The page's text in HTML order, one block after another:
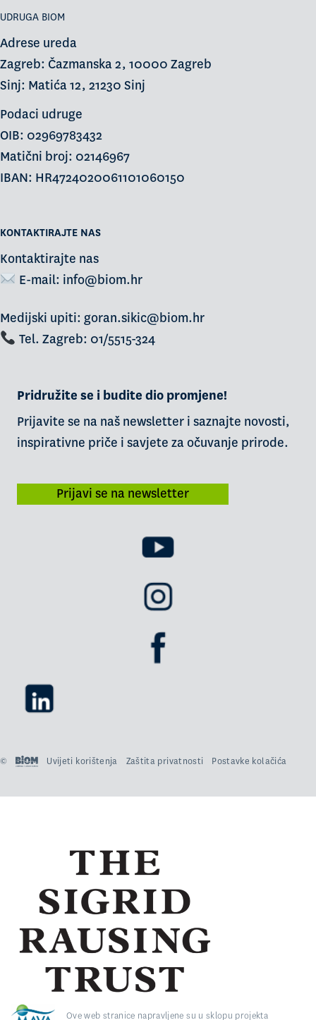
UDRUGA BIOM
Adrese ureda
Zagreb: Čazmanska 2, 10000 Zagreb
Sinj: Matića 12, 21230 Sinj
Podaci udruge
OIB: 02969783432
Matični broj: 02146967
IBAN: HR4724020061101060150
KONTAKTIRAJTE NAS
Kontaktirajte nas
E-mail: info@biom.hr
Medijski upiti: goran.sikic@biom.hr
Tel. Zagreb: 01/5515-324
Pridružite se i budite dio promjene!
Prijavite se na naš newsletter i saznajte novosti,
inspirativne priče i savjete za očuvanje prirode.
Prijavi se na newsletter
© Uvijeti korištenja Zaštita privatnosti Postavke kolačića
Ove web stranice napravljene su u sklopu projekta